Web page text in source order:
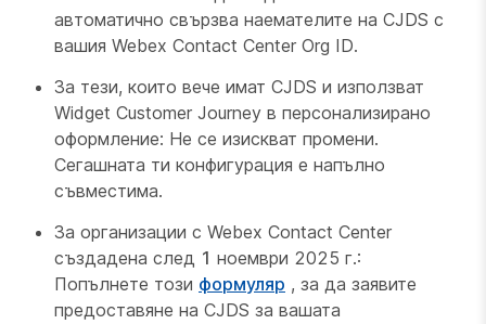
автоматично свързва наемателите на CJDS с
вашия Webex Contact Center Org ID.
За тези, които вече имат CJDS и използват
Widget Customer Journey в персонализирано
оформление: Не се изискват промени.
Сегашната ти конфигурация е напълно
съвместима.
За организации с Webex Contact Center
създадена след 1 ноември 2025 г.:
Попълнете този формуляр , за да заявите
предоставяне на CJDS за вашата